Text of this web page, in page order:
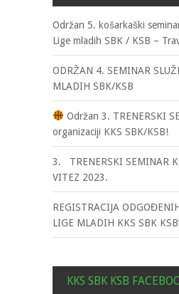
Održan 5. košarkaški
Lige mladih SBK / KSB –
ODRŽAN 4. SEMINAR
MLADIH SBK/KSB
Održan 3. TRENERSKI
organizaciji KKS SBK/KSB!
3. TRENERSKI SEMINAR
VITEZ 2023.
REGISTRACIJA
LIGE MLADIH KKS SBK
KKS SBK KSB